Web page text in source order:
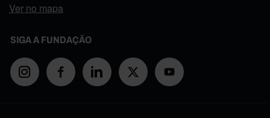
Ver no mapa
SIGA A FUNDAÇÃO